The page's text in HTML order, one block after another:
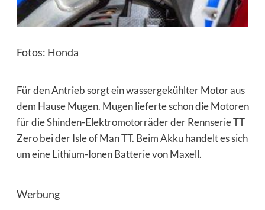
Fotos: Honda
Für den Antrieb sorgt ein wassergekühlter Motor aus
dem Hause Mugen. Mugen lieferte schon die Motoren
für die Shinden-Elektromotorräder der Rennserie TT
Zero bei der Isle of Man TT. Beim Akku handelt es sich
um eine Lithium-Ionen Batterie von Maxell.
Werbung